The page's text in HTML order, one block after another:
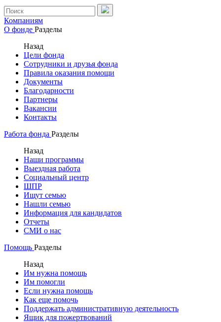
Компаниям
О фонде Разделы
Назад
Цели фонда
Сотрудники и друзья фонда
Правила оказания помощи
Документы
Благодарности
Партнеры
Вакансии
Контакты
Работа фонда Разделы
Назад
Наши программы
Выездная работа
Социальный центр
ШПР
Ищут семью
Нашли семью
Информация для кандидатов
Отчеты
СМИ о нас
Помощь Разделы
Назад
Им нужна помощь
Им помогли
Если нужна помощь
Как еще помочь
Поддержать административную деятельность
Ящик для пожертвований